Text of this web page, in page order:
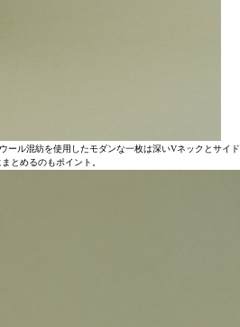
ール混紡を使用したモダンな一枚は深いVネックとサイド
とめるのもポイント。